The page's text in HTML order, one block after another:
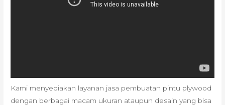
Kami menyediakan layanan jasa pembuatan pintu plywood
dengan berbagai macam ukuran ataupun desain yang bisa